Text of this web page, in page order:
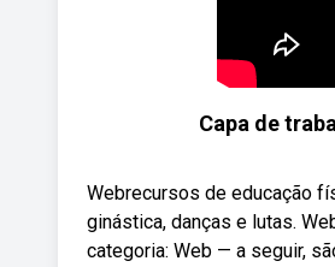
Capa de
Webrecursos de educação
ginástica, danças e lutas.
categoria: Web — a seguir,